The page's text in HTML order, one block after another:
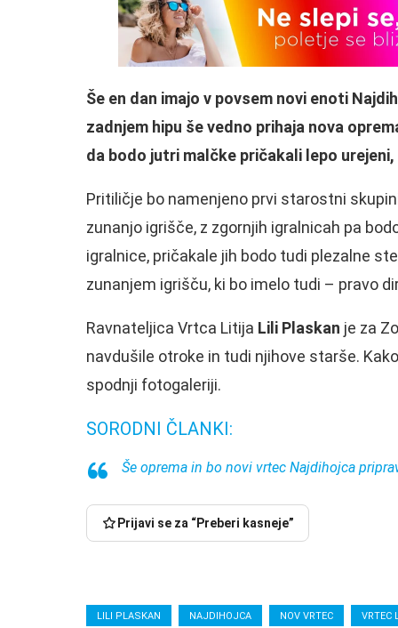
Še en dan imajo v povsem novi enoti
zadnjem hipu še vedno prihaja nova
da bodo jutri malčke pričakali lepo
Pritiličje bo namenjeno prvi starostni
zunanjo igrišče, z zgornjih igralnicah pa
igralnice, pričakale jih bodo tudi plezalne
zunanjem igrišču, ki bo imelo tudi – pravo
Ravnateljica Vrtca Litija Lili Plaskan je za
navdušile otroke in tudi njihove starše.
spodnji fotogaleriji.
SORODNI ČLANKI:
Še oprema in bo novi vrtec Najdihojca
Prijavi se za “Preberi kasneje”
LILI PLASKAN NAJDIHOJCA NOV VRTEC VRTEC